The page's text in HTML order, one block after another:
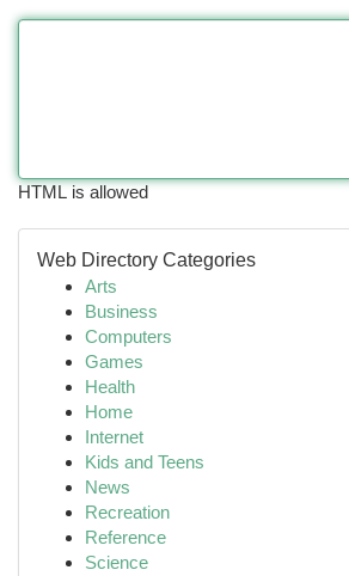
HTML is allowed
Web Directory Categories
Arts
Business
Computers
Games
Health
Home
Internet
Kids and Teens
News
Recreation
Reference
Science